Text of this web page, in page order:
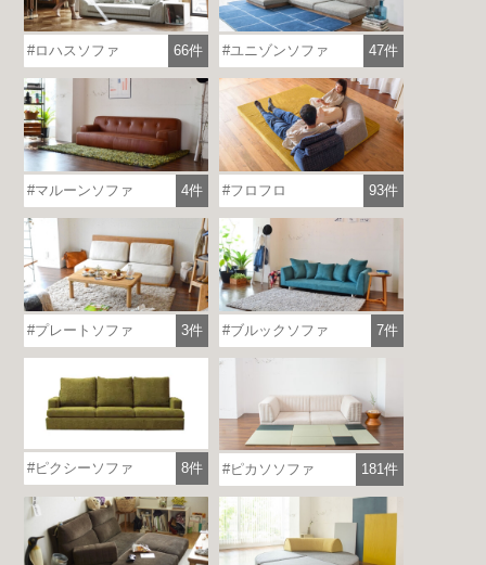
ロハスソファ 66件 ユニゾンソファ 47件
マルーンソファ 4件 フロフロ 93件
プレートソファ 3件 ブルックソファ 7件
ピクシーソファ 8件 ピカソソファ 181件